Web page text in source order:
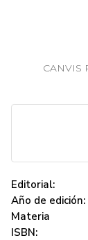
CANVIS
Editorial:
Año de edición:
Materia
ISBN: